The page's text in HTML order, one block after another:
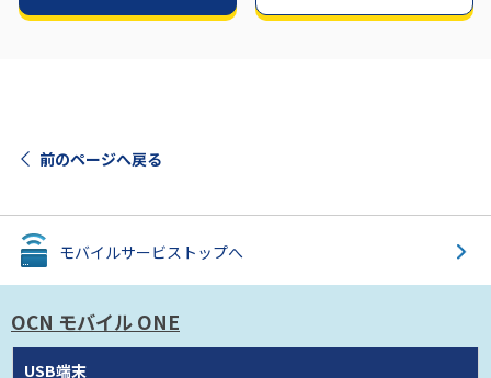
前のページへ戻る
モバイルサービス トップへ
OCN モバイル ONE
USB端末